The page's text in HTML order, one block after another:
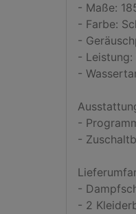
- Maße:
- Farbe:
-
- Leistung:
-
-
-
-
- 2